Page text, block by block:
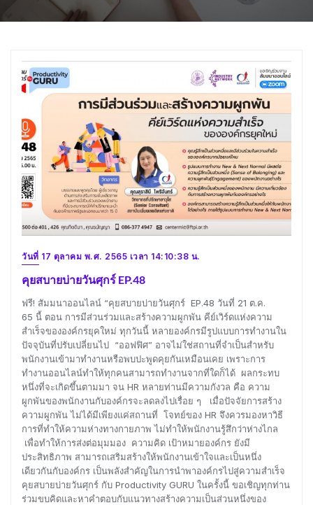
วันที่ 17 ตุลาคม พ.ศ. 2565 เวลา 14:10:38 น.
คุยสบายบ่ายวันศุกร์ EP.48
ฟรี! สัมมนาออนไลน์ “คุยสบายบ่ายวันศุกร์ EP.48 วันที่ 21 ต.ค.
65 นี้ ตอน การมีส่วนร่วมและสร้างความผูกพัน คีย์เวิร์ดแห่งความ
สำเร็จขององค์กรยุคใหม่ ทุกวันนี้ หลายองค์กรมีรูปแบบการทำงานใน
ปัจจุบันที่ปรับเปลี่ยนไป “ออฟฟิศ” อาจไม่ใช่สถานที่จำเป็นสำหรับ
พนักงานเข้ามาทำงานหรือพบปะพูดคุยกันเหมือนเคย เพราะการ
ทำงานออนไลน์ทำให้ทุกคนสามารถทำงานจากที่ใดก็ได้ ผลกระทบ
หนึ่งที่จะเกิดขึ้นตามมา จน HR หลายท่านมีความกังวล คือ ความ
ผูกพันของพนักงานกับองค์กรจะลดลงไปเรื่อย ๆ เมื่อปัจจัยการสร้าง
ความผูกพัน ไม่ได้มีเพียงแค่สถานที่ โจทย์ของ HR จึงควรมองหาวิธี
การที่ทำให้ความห่างทางกายภาพ ไม่ทำให้พนักงานรู้สึกว่าห่างไกล
เพื่อทำให้การส่งต่อมุมมอง ความคิด เป้าหมายองค์กร ยังมี
ประสิทธิภาพ สามารถเสริมสร้างให้พนักงานเข้าใจและเป็นหนึ่ง
เดียวกันกับองค์กร เป็นพลังสำคัญในการนำพาองค์กรไปสู่ความสำเร็จ
คุยสบายบ่ายวันศุกร์ กับ Productivity GURU ในครั้งนี้ ขอเชิญทุกท่าน
ร่วมขบคิดและหาคำตอบกับแนวทางสร้างความเป็นส่วนหนึ่งของ